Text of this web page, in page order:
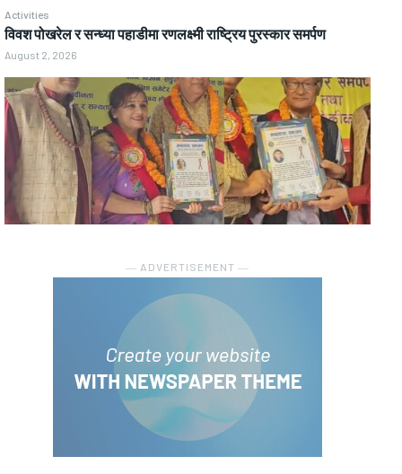
Activities
विवश पोखरेल र सन्ध्या पहाडीमा रणलक्ष्मी राष्ट्रिय पुरस्कार समर्पण
August 2, 2026
― ADVERTISEMENT ―